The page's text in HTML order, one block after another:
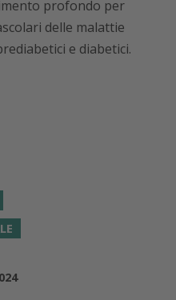
profondo per
delle malattie
e diabetici.